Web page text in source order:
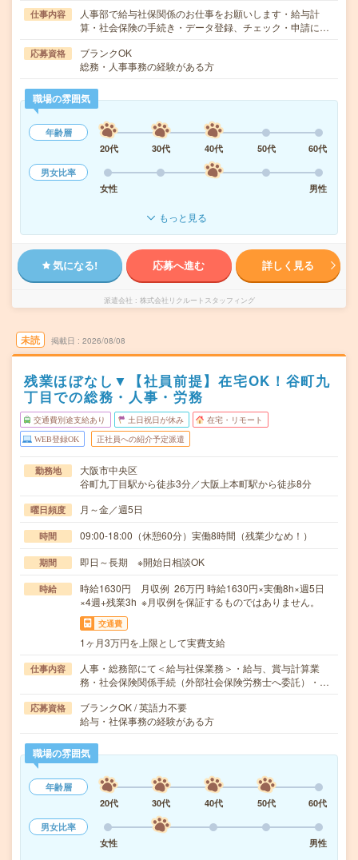
仕事内容
人事部で給与社保関係のお仕事をお願いします・給与計
算・社会保険の手続き・データ登録、チェック・申請に…
応募資格
ブランクOK
総務・人事事務の経験がある方
職場の雰囲気
年齢層
20代
30代 40代 50代
60代
男女比率
女性
男性
もっと見る
気になる! 応募へ進む 詳しく見る
派遣会社 株式会社リクルートスタッフィング
未読 掲載日 2026/08/08
残業ほぼなし▼【社員前提】在宅OK！谷町九
丁目での総務・人事・労務
交通費別途支給あり 土日祝日が休み 在宅・リモート
WEB登録OK 正社員への紹介予定派遣
勤務地
大阪市中央区
谷町九丁目駅から徒歩3分／大阪上本町駅から徒歩8分
曜日頻度 月～金／週5日
時間 09:00-18:00（休憩60分）実働8時間（残業少なめ！）
期間 即日～長期 ※開始日相談OK
時給
時給1630円 月収例 26万円 時給1630円×実働8h×週5日
×4週+残業3h ※月収例を保証するものではありません。
交通費
1ヶ月3万円を上限として実費支給
仕事内容
人事・総務部にて＜給与社保業務＞・給与、賞与計算業
務・社会保険関係手続（外部社会保険労務士へ委託）・…
応募資格
ブランクOK / 英語力不要
給与・社保事務の経験がある方
職場の雰囲気
年齢層
20代
30代 40代 50代
60代
男女比率
女性
男性